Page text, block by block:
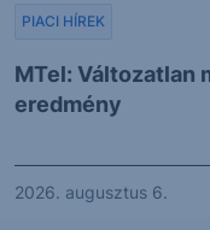
MTel: Változatlan
eredmény
PIACI HÍREK
2026. augusztus 6.